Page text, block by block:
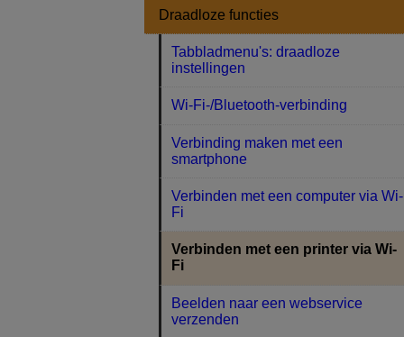
Draadloze functies
Tabbladmenu's: draadloze
instellingen
Wi-Fi-/Bluetooth-verbinding
Verbinding maken met een
smartphone
Verbinden met een computer via Wi-
Fi
Verbinden met een printer via Wi-
Fi
Beelden naar een webservice
verzenden